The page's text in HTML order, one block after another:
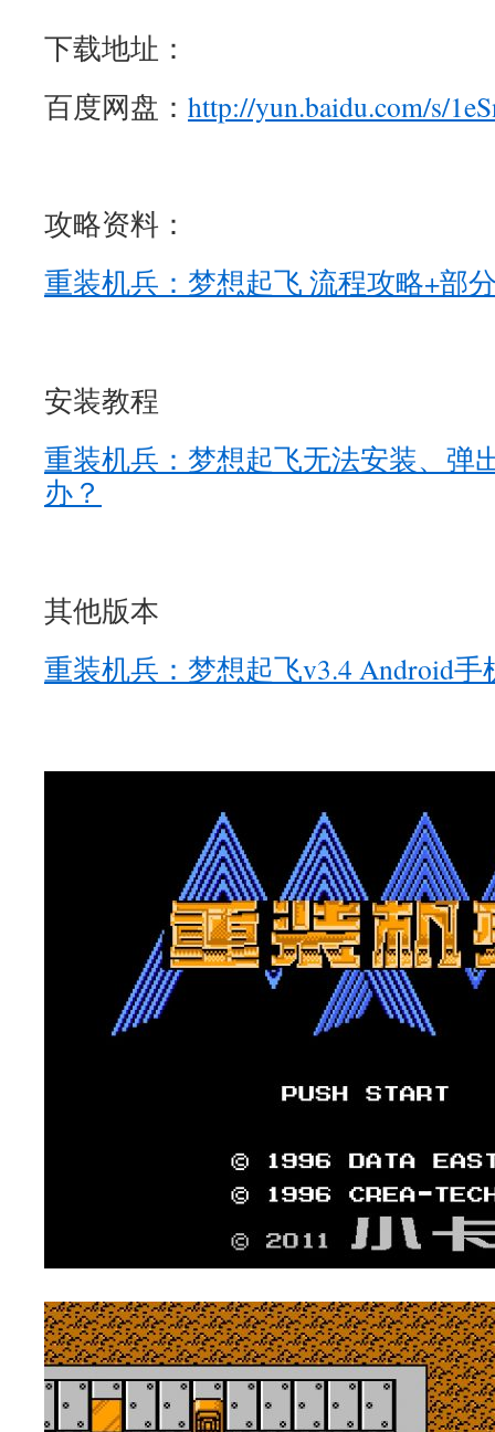
下载地址：
百度网盘： http://yun.baidu.com/s/
攻略资料：
重装机兵：梦想起飞 流程攻略+部
安装教程
重装机兵：梦想起飞无法安装、弹
办？
其他版本
重装机兵：梦想起飞v3.4 Android